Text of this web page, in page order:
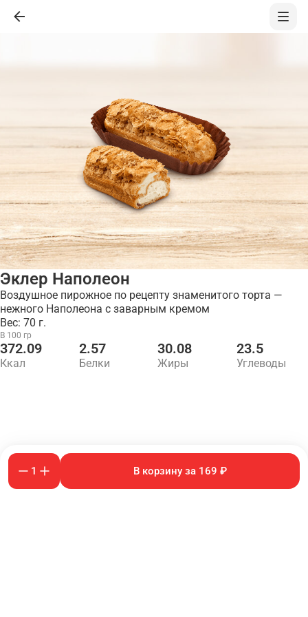
Эклер Наполеон
Воздушное пирожное по рецепту знаменитого торта —
нежного Наполеона с заварным кремом
Вес: 70 г.
В 100 гр
372.09
Ккал
2.57
Белки
30.08
Жиры
23.5
Углеводы
1 В корзину за 169 ₽